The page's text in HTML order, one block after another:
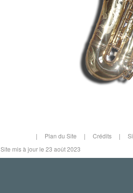
| Plan du Site | Crédits |
Site mis à jour le 23 août 2023